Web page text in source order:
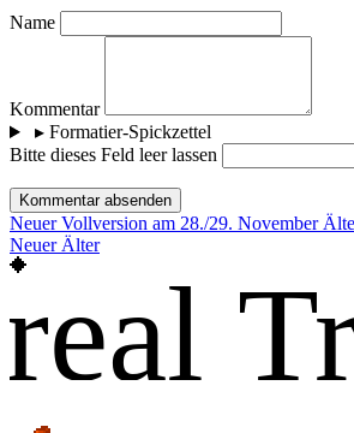
Name
Kommentar
▸Formatier-Spickzettel
Bitte dieses Feld leer lassen
Kommentar absenden
Neuer Vollversion am 28./29. November
Neuer Älter
real